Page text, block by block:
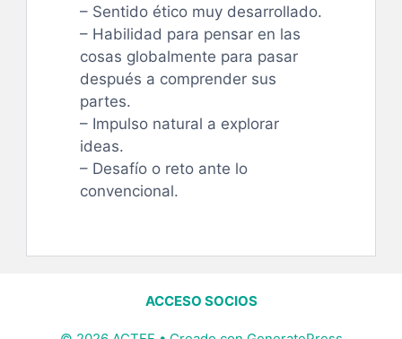
– Sentido ético muy desarrollado.
– Habilidad para pensar en las
cosas globalmente para pasar
después a comprender sus
partes.
– Impulso natural a explorar
ideas.
– Desafío o reto ante lo
convencional.
ACCESO SOCIOS